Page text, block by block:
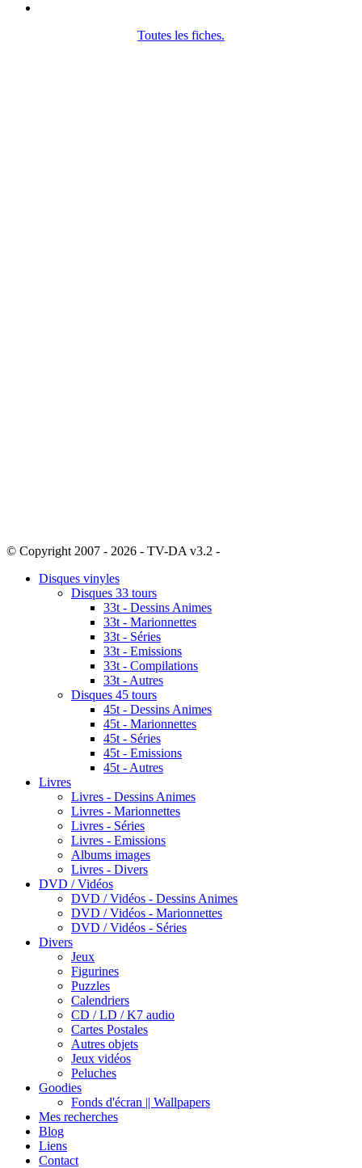
Toutes les fiches.
© Copyright 2007 - 2026 - TV-DA v3.2 -
Disques vinyles
Disques 33 tours
33t - Dessins Animes
33t - Marionnettes
33t - Séries
33t - Emissions
33t - Compilations
33t - Autres
Disques 45 tours
45t - Dessins Animes
45t - Marionnettes
45t - Séries
45t - Emissions
45t - Autres
Livres
Livres - Dessins Animes
Livres - Marionnettes
Livres - Séries
Livres - Emissions
Albums images
Livres - Divers
DVD / Vidéos
DVD / Vidéos - Dessins Animes
DVD / Vidéos - Marionnettes
DVD / Vidéos - Séries
Divers
Jeux
Figurines
Puzzles
Calendriers
CD / LD / K7 audio
Cartes Postales
Autres objets
Jeux vidéos
Peluches
Goodies
Fonds d'écran || Wallpapers
Mes recherches
Blog
Liens
Contact